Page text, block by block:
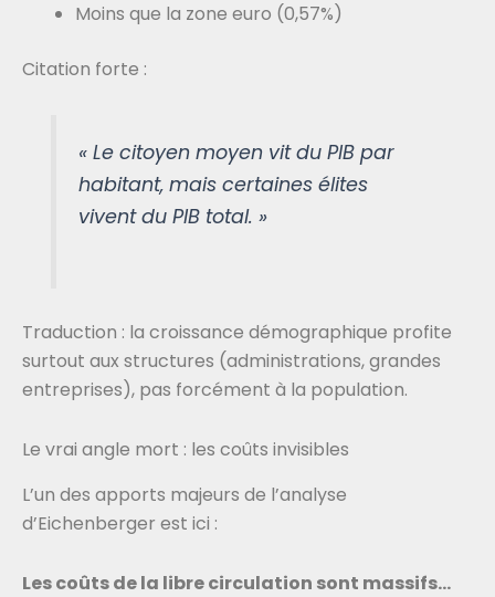
Moins que la zone euro (0,57%)
Citation forte :
« Le citoyen moyen vit du PIB par
habitant, mais certaines élites
vivent du PIB total. »
Traduction : la croissance démographique profite
surtout aux structures (administrations, grandes
entreprises), pas forcément à la population.
Le vrai angle mort : les coûts invisibles
L’un des apports majeurs de l’analyse
d’Eichenberger est ici :
Les coûts de la libre circulation sont massifs…